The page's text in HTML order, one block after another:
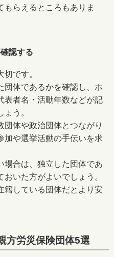
もらえるところもありま
認する
です。
体であるかを確認し、ホ
表者名・活動年数などが記
う。
体や政治団体とつながり
加や選挙活動の手伝いを求
合は、独立した団体であ
いた方がよいでしょう。
している団体だとより安
方労災保険団体5選